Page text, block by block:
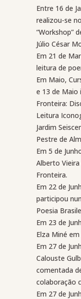
Entre 16 de
realizou-se
“Workshop”
Júlio César
Em 21 de
leitura de
Em Maio,
e 13 de Maio
Fronteira:
Leitura
Jardim
Pestre de
Em 5 de
Alberto
Fronteira.
Em 22 de
participou
Poesia
Em 23 de
Elza Miné
Em 27 de
Calouste
comentada
colaboração
Em 27 de